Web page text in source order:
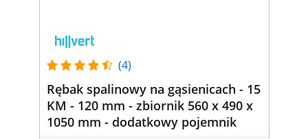
(4)
Rębak spalinowy na gąsienicach - 15
KM - 120 mm - zbiornik 560 x 490 x
1050 mm - dodatkowy pojemnik